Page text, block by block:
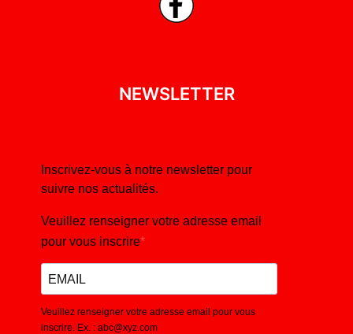
NEWSLETTER
Inscrivez-vous à notre newsletter pour
suivre nos actualités.
Veuillez renseigner votre adresse email
pour vous inscrire
Veuillez renseigner votre adresse email pour vous
inscrire. Ex. : abc@xyz.com